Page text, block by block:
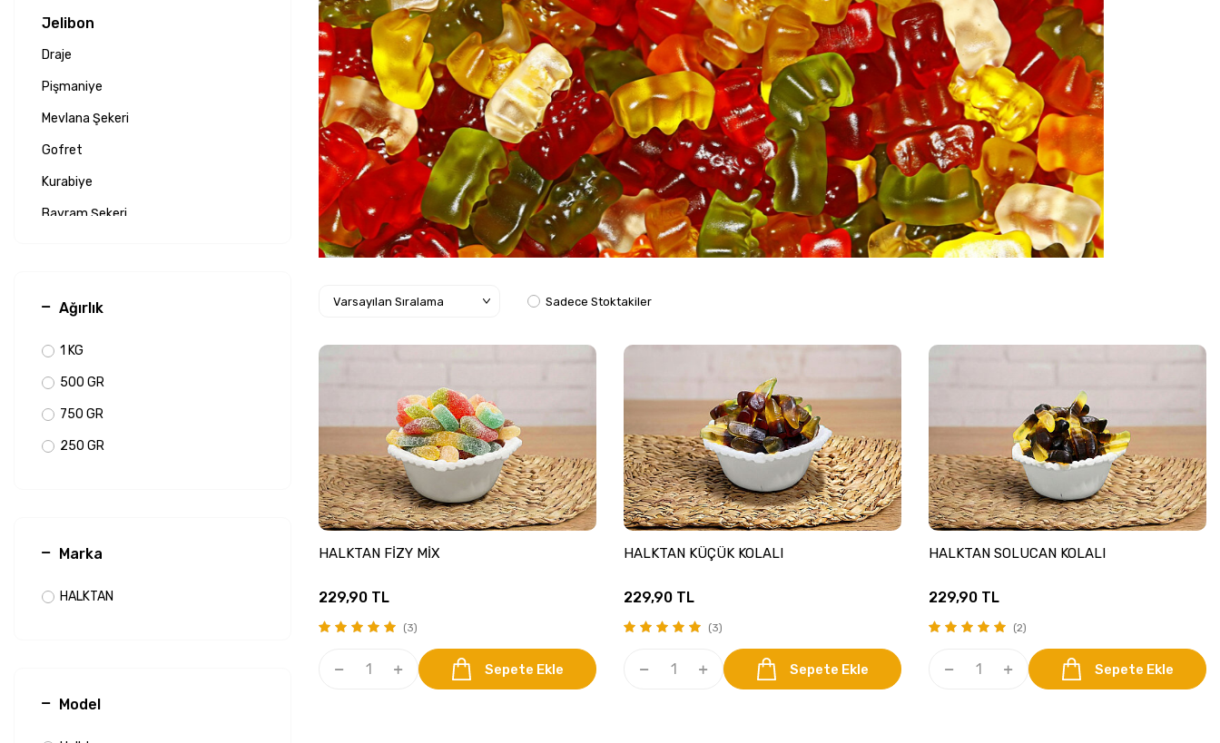
Jelibon
Draje
Pişmaniye
Mevlana Şekeri
Gofret
Kurabiye
Bayram Şekeri
Akide Şekeri
Ağırlık
1 KG
500 GR
750 GR
250 GR
Marka
HALKTAN
Model
Sadece Stoktakiler
HALKTAN FİZY MİX
229,90 TL
(3)
Sepete Ekle
HALKTAN KÜÇÜK KOLALI
229,90 TL
(3)
Sepete Ekle
HALKTAN SOLUCAN KOLALI
229,90 TL
(2)
Sepete Ekle